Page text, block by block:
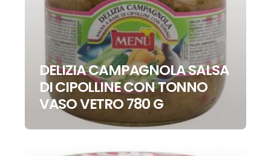
DELIZIA CAMPAGNOLA SALSA
DI CIPOLLINE CON TONNO
VASO VETRO 780 G